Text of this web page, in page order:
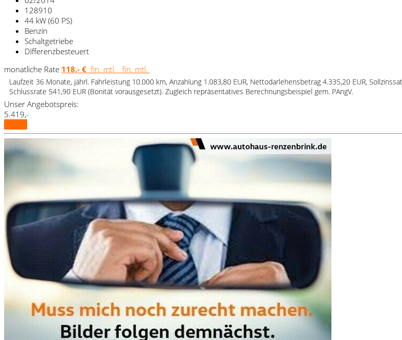
128910
44 kW (60 PS)
Benzin
Schaltgetriebe
Differenzbesteuert
monatliche Rate 118,- € fin. mtl. fin. mtl.
Laufzeit 36 Monate, jährl. Fahrleistung 10.000 km, Anzahlung 1.083,80 EUR, Nettodarlehensbetrag 4.335,20 EUR,
Schlussrate 541,90 EUR (Bonität vorausgesetzt). Zugleich repräsentatives Berechnungsbeispiel gem. PAngV.
Unser Angebotspreis:
5.419,-